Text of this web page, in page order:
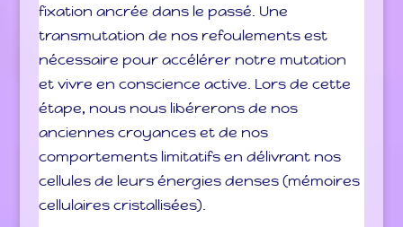
fixation ancrée dans le passé. Une
transmutation de nos refoulements est
nécessaire pour accélérer notre mutation
et vivre en conscience active. Lors de cette
étape, nous nous libérerons de nos
anciennes croyances et de nos
comportements limitatifs en délivrant nos
cellules de leurs énergies denses (mémoires
cellulaires cristallisées).